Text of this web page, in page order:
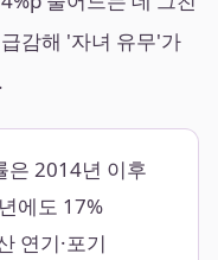
감해 '자녀 유무'가
은 2014년 이후
에도 17%
연기·포기